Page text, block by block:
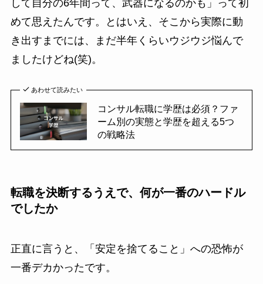
して自分の6年間って、武器になるのかも」って初
めて思えたんです。とはいえ、そこから実際に動
き出すまでには、まだ半年くらいウジウジ悩んで
ましたけどね(笑)。
あわせて読みたい
コンサル転職に学歴は必須？ファ
ーム別の実態と学歴を超える5つ
の戦略法
転職を決断するうえで、何が一番のハードル
でしたか
正直に言うと、「安定を捨てること」への恐怖が
一番デカかったです。